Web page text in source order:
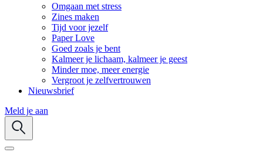
Omgaan met stress
Zines maken
Tijd voor jezelf
Paper Love
Goed zoals je bent
Kalmeer je lichaam, kalmeer je geest
Minder moe, meer energie
Vergroot je zelfvertrouwen
Nieuwsbrief
Meld je aan